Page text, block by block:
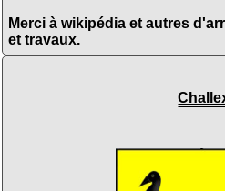
Merci à wikipédia et autres
et travaux.